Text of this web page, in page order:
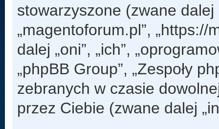
stowarzyszone (zwane dalej
„magentoforum.pl”,
dalej „oni”, „ich”,
„phpBB Group”, „Zespoły
zebranych w czasie
przez Ciebie (zwane dalej